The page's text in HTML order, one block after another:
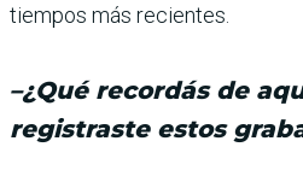
tiempos más recientes.
–¿Qué recordás de
registraste estos